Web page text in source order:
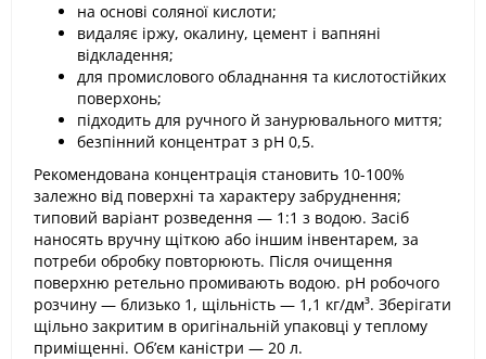
на основі соляної кислоти;
видаляє іржу, окалину, цемент і вапняні
відкладення;
для промислового обладнання та кислотостійких
поверхонь;
підходить для ручного й занурювального миття;
безпінний концентрат з pH 0,5.
Рекомендована концентрація становить 10-100%
залежно від поверхні та характеру забруднення;
типовий варіант розведення — 1:1 з водою. Засіб
наносять вручну щіткою або іншим інвентарем, за
потреби обробку повторюють. Після очищення
поверхню ретельно промивають водою. pH робочого
розчину — близько 1, щільність — 1,1 кг/дм³. Зберігати
щільно закритим в оригінальній упаковці у теплому
приміщенні. Об’єм каністри — 20 л.